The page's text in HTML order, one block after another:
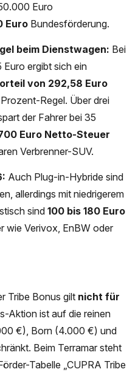
Euro
Euro Bundesförderung.
beim Dienstwagen: Bei
Euro ergibt sich ein
von 292,58 Euro
Regel. Über drei
der Fahrer bei 35
Euro Netto-Steuer
Verbrenner-SUV.
Auch Plug-in-Hybride sind
allerdings mit niedrigerem
sind 100 bis 180 Euro
wie Verivox, EnBW oder
Tribe Bonus gilt nicht für
Aktion ist auf die reinen
€), Born (4.000 €) und
Beim Terramar steht
Tabelle „CUPRA Tribe